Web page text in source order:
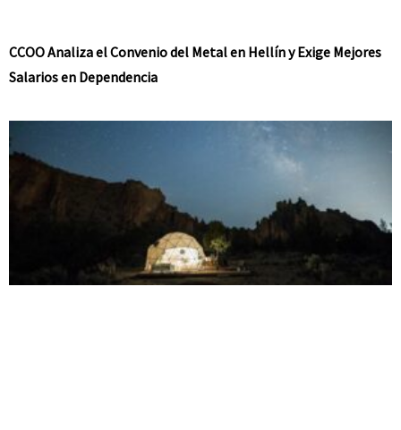
CCOO Analiza el Convenio del Metal en Hellín y Exige Mejores
Salarios en Dependencia